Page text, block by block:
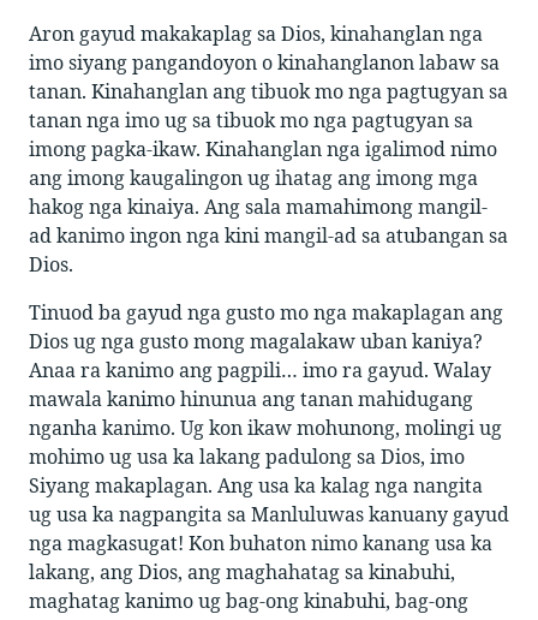
Aron gayud makakaplag sa Dios, kinahanglan nga
imo siyang pangandoyon o kinahanglanon labaw sa
tanan. Kinahanglan ang tibuok mo nga pagtugyan sa
tanan nga imo ug sa tibuok mo nga pagtugyan sa
imong pagka-ikaw. Kinahanglan nga igalimod nimo
ang imong kaugalingon ug ihatag ang imong mga
hakog nga kinaiya. Ang sala mamahimong mangil-
ad kanimo ingon nga kini mangil-ad sa atubangan sa
Dios.
Tinuod ba gayud nga gusto mo nga makaplagan ang
Dios ug nga gusto mong magalakaw uban kaniya?
Anaa ra kanimo ang pagpili… imo ra gayud. Walay
mawala kanimo hinunua ang tanan mahidugang
nganha kanimo. Ug kon ikaw mohunong, molingi ug
mohimo ug usa ka lakang padulong sa Dios, imo
Siyang makaplagan. Ang usa ka kalag nga nangita
ug usa ka nagpangita sa Manluluwas kanuany gayud
nga magkasugat! Kon buhaton nimo kanang usa ka
lakang, ang Dios, ang maghahatag sa kinabuhi,
maghatag kanimo ug bag-ong kinabuhi, bag-ong